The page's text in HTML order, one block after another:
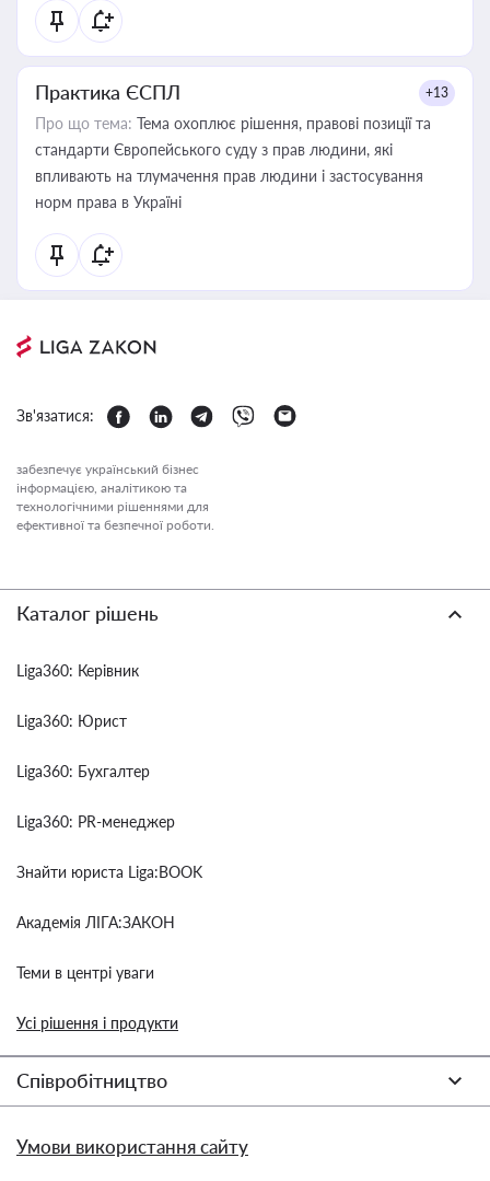
Практика ЄСПЛ +13
Про що тема: Тема охоплює рішення, правові позиції та
стандарти Європейського суду з прав людини, які
впливають на тлумачення прав людини і застосування
норм права в Україні
Зв'язатися:
забезпечує український бізнес
інформацією, аналітикою та
технологічними рішеннями для
ефективної та безпечної роботи.
Каталог рішень
Liga360: Керівник
Liga360: Юрист
Liga360: Бухгалтер
Liga360: PR-менеджер
Знайти юриста Liga:BOOK
Академія ЛІГА:ЗАКОН
Теми в центрі уваги
Усі рішення і продукти
Співробітництво
Умови використання сайту